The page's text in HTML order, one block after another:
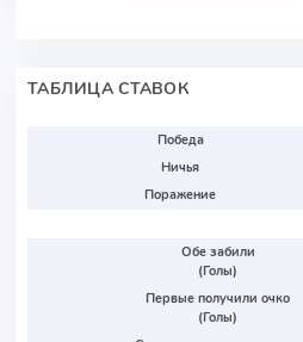
ТАБЛИЦА СТАВОК
Победа
Ничья
Поражение
Обе забили
(Голы)
Первые получили очко
(Голы)